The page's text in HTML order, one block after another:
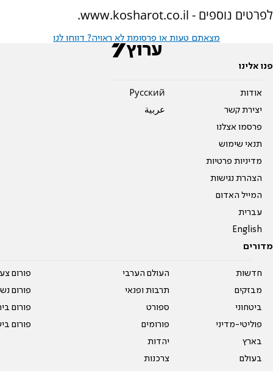
לפרטים נוספים - www.kosharot.co.il.
מצאתם טעות או פרסומת לא ראויה? דווחו לנו
פנו אלינו
אודות
יצירת קשר
פרסמו אצלנו
תנאי שימוש
מדיניות פרטיות
הצהרת נגישות
המייל האדום
עברית
English
Pусский
عربية
מדורים
חדשות
מבזקים
ביטחוני
פוליטי-מדיני
בארץ
בעולם
העולם הערבי
תרבות ופנאי
ספורט
פורומים
יהדות
צרכנות
פורום
פורום
פורום
פורום